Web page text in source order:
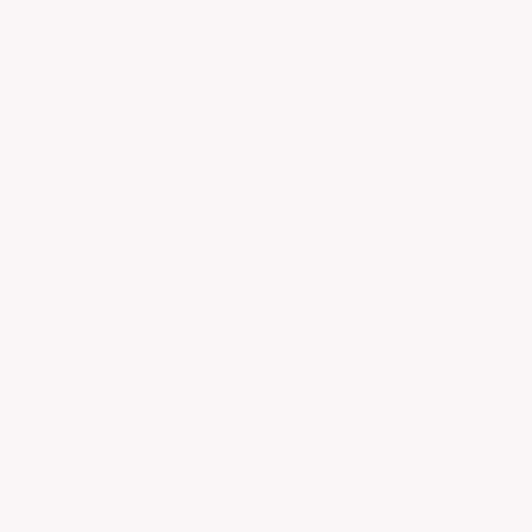
der Vorschriften zu gewährleisten. Passen Sie Ihre